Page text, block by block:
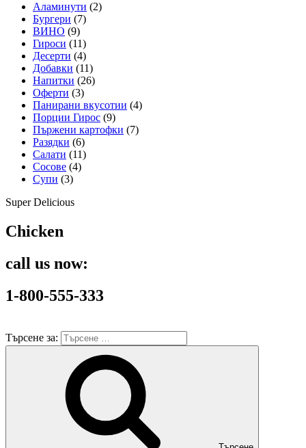
Аламинути (2)
Бургери (7)
ВИНО (9)
Гироси (11)
Десерти (4)
Добавки (11)
Напитки (26)
Оферти (3)
Панирани вкусотии (4)
Порции Гирос (9)
Пържени картофки (7)
Разядки (6)
Салати (11)
Сосове (4)
Супи (3)
Super Delicious
Chicken
call us now:
1-800-555-333
Търсене за: